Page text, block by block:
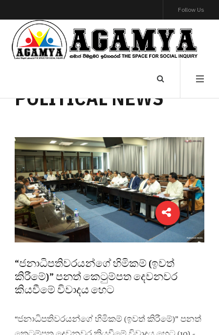
Follow Us
POLITICAL NEWS
“ජනාධිපතිවරයන්ගේ හිමිකම් (ඉවත්
කිරීමේ)” පනත් කෙටුම්පත දෙවනවර
කියවීමේ විවාදය හෙට
“ජනාධිපතිවරයන්ගේ හිමිකම් (ඉවත් කිරීමේ)” පනත්